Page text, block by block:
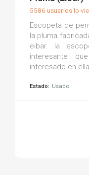
5586 usuarios lo
Escopeta de
la pluma
eibar. la
interesante
interesado en
Estado: Usado